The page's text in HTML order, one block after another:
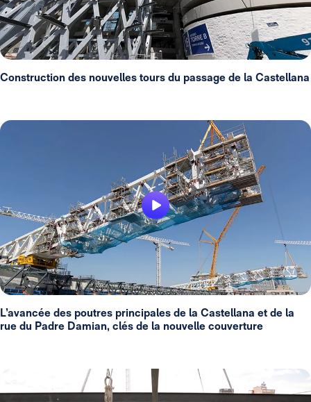
Construction des nouvelles tours du passage de la Castellana
L’avancée des poutres principales de la Castellana et de la
rue du Padre Damian, clés de la nouvelle couverture